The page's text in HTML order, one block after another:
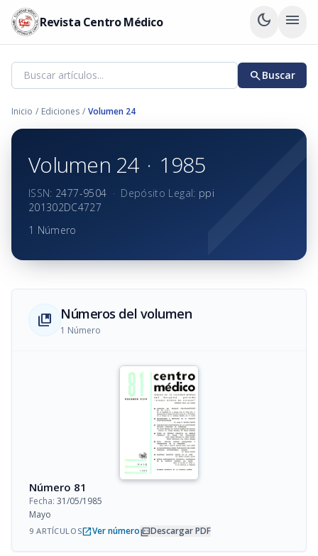
Revista Centro Médico dark_mode menu
searchBuscar
Inicio / Ediciones / Volumen 24
Volumen 24 · 1985
ISSN: 2477-9504 · Depósito Legal: ppi
201302DC4727
1 Número
collections_bookmark Números del volumen
1 Número
Número 81
Fecha: 31/05/1985
Mayo
9 ARTÍCULOSopen_in_newVer númeropicture_as_pdfDescargar PDF